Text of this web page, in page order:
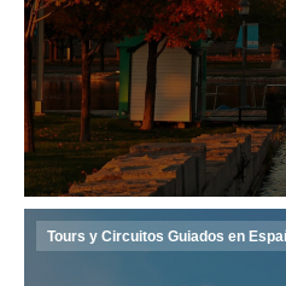
Tours y Circuitos Guiados en